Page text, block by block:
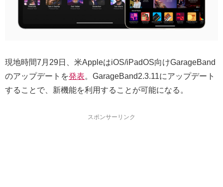
現地時間7月29日、米AppleはiOS/iPadOS向けGarageBand
のアップデートを発表。GarageBand2.3.11にアップデート
することで、新機能を利用することが可能になる。
スポンサーリンク